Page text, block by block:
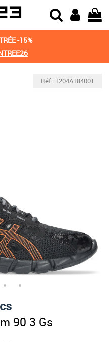
-15%
Réf : 1204A184001
90 3 Gs